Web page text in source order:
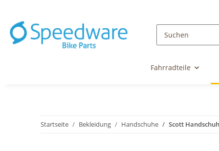
Fahrradteile
Startseite Bekleidung Handschuhe Scott